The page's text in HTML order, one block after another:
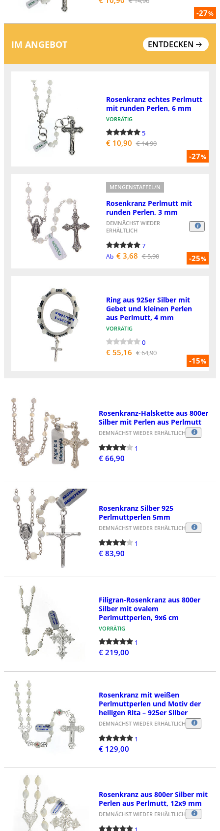
-27%
IM ANGEBOT ENTDECKEN
-27%
Rosenkranz echtes Perlmutt
mit runden Perlen, 6 mm
VORRÄTIG
5
€ 10,90 € 14,90
-25%
MENGENSTAFFEL/N
Rosenkranz Perlmutt mit
runden Perlen, 3 mm
DEMNÄCHST WIEDER
ERHÄLTLICH
7
Ab € 3,68 € 5,90
-15%
Ring aus 925er Silber mit
Gebet und kleinen Perlen
aus Perlmutt, 4 mm
VORRÄTIG
0
€ 55,16 € 64,90
Rosenkranz-Halskette aus 800er
Silber mit Perlen aus Perlmutt
DEMNÄCHST WIEDER ERHÄLTLICH
1
€ 66,90
Rosenkranz Silber 925
Perlmuttperlen 5mm
DEMNÄCHST WIEDER ERHÄLTLICH
1
€ 83,90
Filigran-Rosenkranz aus 800er
Silber mit ovalem
Perlmuttperlen, 9x6 cm
VORRÄTIG
1
€ 219,00
Rosenkranz mit weißen
Perlmuttperlen und Motiv der
heiligen Rita – 925er Silber
DEMNÄCHST WIEDER ERHÄLTLICH
1
€ 129,00
Rosenkranz aus 800er Silber mit
Perlen aus Perlmutt, 12x9 mm
DEMNÄCHST WIEDER ERHÄLTLICH